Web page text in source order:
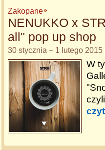
Zakopane
NENUKKO x
all" pop up shop
30 stycznia – 1 lutego
W